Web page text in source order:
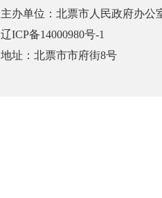
主办单位：北票市人民政府办公
辽ICP备14000980号-1
地址：北票市市府街8号